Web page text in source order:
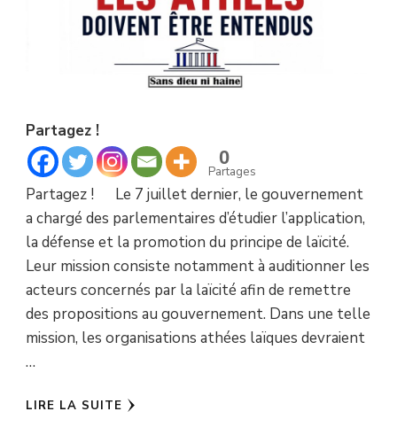
Partagez !
0
Partages
Partagez ! Le 7 juillet dernier, le gouvernement
a chargé des parlementaires d’étudier l’application,
la défense et la promotion du principe de laïcité.
Leur mission consiste notamment à auditionner les
acteurs concernés par la laïcité afin de remettre
des propositions au gouvernement. Dans une telle
mission, les organisations athées laïques devraient
…
LIRE LA SUITE